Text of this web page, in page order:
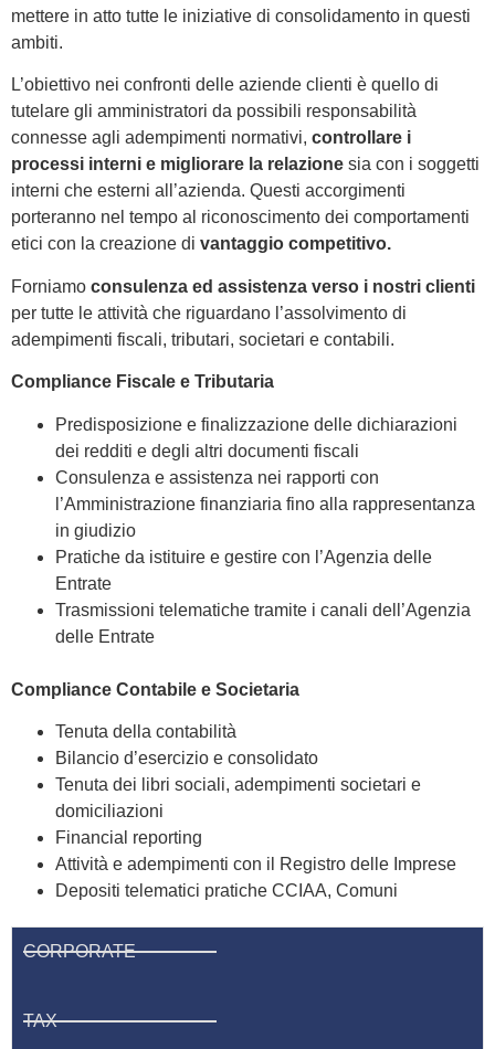
mettere in atto tutte le iniziative di consolidamento in questi
ambiti.
L’obiettivo nei confronti delle aziende clienti è quello di
tutelare gli amministratori da possibili responsabilità
connesse agli adempimenti normativi, controllare i
processi interni e migliorare la relazione sia con i soggetti
interni che esterni all’azienda. Questi accorgimenti
porteranno nel tempo al riconoscimento dei comportamenti
etici con la creazione di vantaggio competitivo.
Forniamo consulenza ed assistenza verso i nostri clienti
per tutte le attività che riguardano l’assolvimento di
adempimenti fiscali, tributari, societari e contabili.
Compliance Fiscale e Tributaria
Predisposizione e finalizzazione delle dichiarazioni
dei redditi e degli altri documenti fiscali
Consulenza e assistenza nei rapporti con
l’Amministrazione finanziaria fino alla rappresentanza
in giudizio
Pratiche da istituire e gestire con l’Agenzia delle
Entrate
Trasmissioni telematiche tramite i canali dell’Agenzia
delle Entrate
Compliance Contabile e Societaria
Tenuta della contabilità
Bilancio d’esercizio e consolidato
Tenuta dei libri sociali, adempimenti societari e
domiciliazioni
Financial reporting
Attività e adempimenti con il Registro delle Imprese
Depositi telematici pratiche CCIAA, Comuni
CORPORATE
TAX